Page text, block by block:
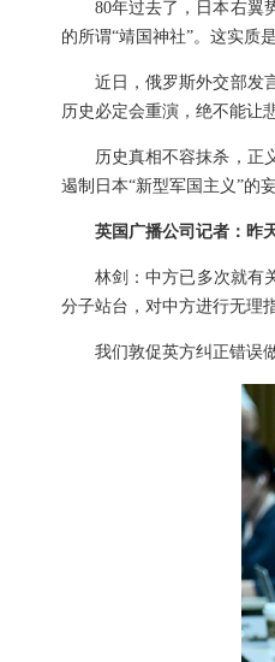
80年过去了，日本右翼
的所谓“靖国神社”。这实质
近日，俄罗斯外交部发
历史必定会重演，绝不能让
历史真相不容抹杀，正
遏制日本“新型军国主义”的妄
英国广播公司记者：昨
林剑：中方已多次就有
分子站台，对中方进行无理
我们敦促英方纠正错误